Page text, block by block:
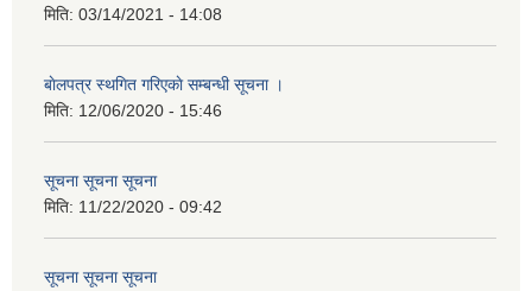
मिति: 03/14/2021 - 14:08
बाेलपत्र स्थगित गरिएकाे सम्बन्धी सूचना ।
मिति: 12/06/2020 - 15:46
सूचना सूचना सूचना
मिति: 11/22/2020 - 09:42
सूचना सूचना सूचना